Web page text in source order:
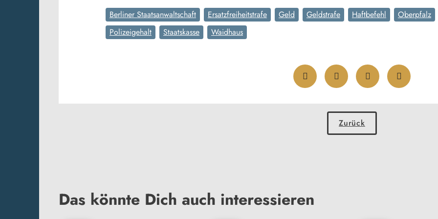
Berliner Staatsanwaltschaft Ersatzfreiheitstrafe Geld Geldstrafe Haftbefehl Oberpfalz
Polizeigehalt
Staatskasse Waidhaus
Zurück
Das könnte Dich auch interessieren